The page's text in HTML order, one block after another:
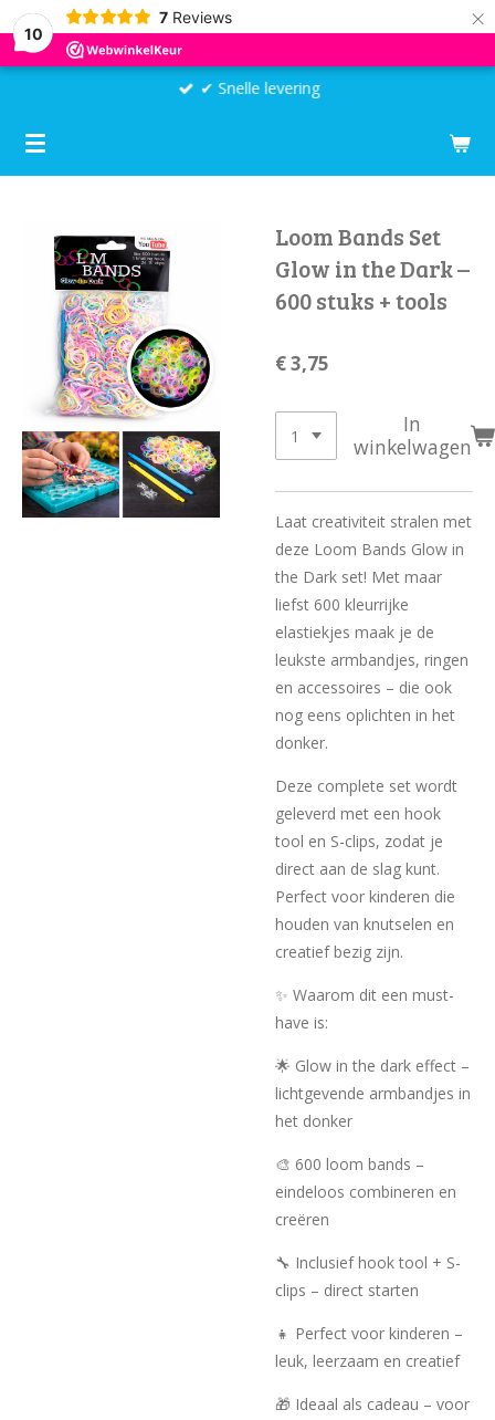
10
7 Reviews ×
✔ Snelle levering
Loom Bands Set
Glow in the Dark –
600 stuks + tools
€ 3,75
In
winkelwagen
Laat creativiteit stralen met
deze Loom Bands Glow in
the Dark set! Met maar
liefst 600 kleurrijke
elastiekjes maak je de
leukste armbandjes, ringen
en accessoires – die ook
nog eens oplichten in het
donker.
Deze complete set wordt
geleverd met een hook
tool en S-clips, zodat je
direct aan de slag kunt.
Perfect voor kinderen die
houden van knutselen en
creatief bezig zijn.
✨ Waarom dit een must-
have is:
🌟 Glow in the dark effect –
lichtgevende armbandjes in
het donker
🎨 600 loom bands –
eindeloos combineren en
creëren
🔧 Inclusief hook tool + S-
clips – direct starten
👧 Perfect voor kinderen –
leuk, leerzaam en creatief
🎁 Ideaal als cadeau – voor